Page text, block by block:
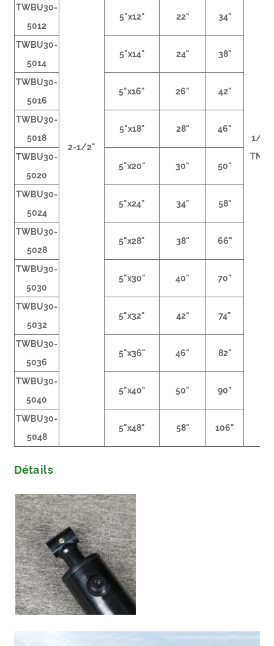
2-1/2"
1/2
TNP
TWBU30-
5012
5"x12" 22" 34"
TWBU30-
5014
5"x14" 24" 38"
TWBU30-
5016
5"x16" 26" 42"
TWBU30-
5018
5"x18" 28" 46"
TWBU30-
5020
5"x20" 30" 50"
TWBU30-
5024
5"x24" 34" 58"
TWBU30-
5028
5"x28" 38" 66"
TWBU30-
5030
5"x30" 40" 70"
TWBU30-
5032
5"x32" 42" 74"
TWBU30-
5036
5"x36" 46" 82"
TWBU30-
5040
5"x40" 50" 90"
TWBU30-
5048
5"x48" 58" 106"
Détails